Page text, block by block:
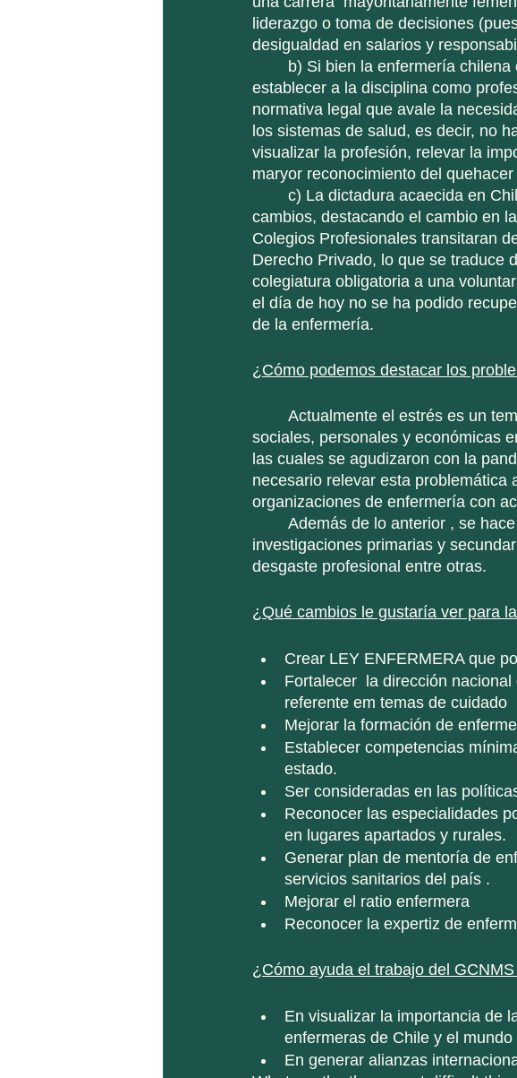
liderazgo o toma de decisiones
desigualdad en salarios y
establecer a la disciplina como
normativa legal que avale la
los sistemas de salud, es decir, no
visualizar la profesión, relevar la
maryor reconocimiento del quehacer
cambios, destacando el cambio en
Colegios Profesionales transitaran
Derecho Privado, lo que se traduce
colegiatura obligatoria a una
el día de hoy no se ha podido
de la enfermería.
¿Cómo podemos destacar los
sociales, personales y económicas
las cuales se agudizaron con la
necesario relevar esta problemática
organizaciones de enfermería con
investigaciones primarias y
desgaste profesional entre otras.
¿Qué cambios le gustaría ver para
Crear LEY ENFERMERA que
Fortalecer  la dirección
referente em temas de cuidado
Mejorar la formación de
Establecer competencias
estado.
Ser consideradas en las
Reconocer las especialidades
en lugares apartados y rurales.
Generar plan de mentoría de
servicios sanitarios del país .
Mejorar el ratio enfermera
Reconocer la expertiz de
¿Cómo ayuda el trabajo del
En visualizar la importancia de
enfermeras de Chile y el mundo
En generar alianzas